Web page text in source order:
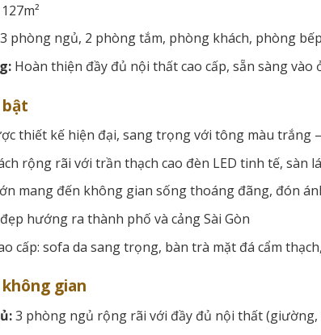
phòng ngủ, 2 phòng tắm, phòng khách, phòng bếp
Hoàn thiện đầy đủ nội thất cao cấp, sẵn sàng vào
thiết kế hiện đại, sang trọng với tông màu trắng
rộng rãi với trần thạch cao đèn LED tinh tế, sàn
mang đến không gian sống thoáng đãng, đón
hướng ra thành phố và cảng Sài Gòn
cấp: sofa da sang trọng, bàn trà mặt đá cẩm
gian
3 phòng ngủ rộng rãi với đầy đủ nội thất (giường,